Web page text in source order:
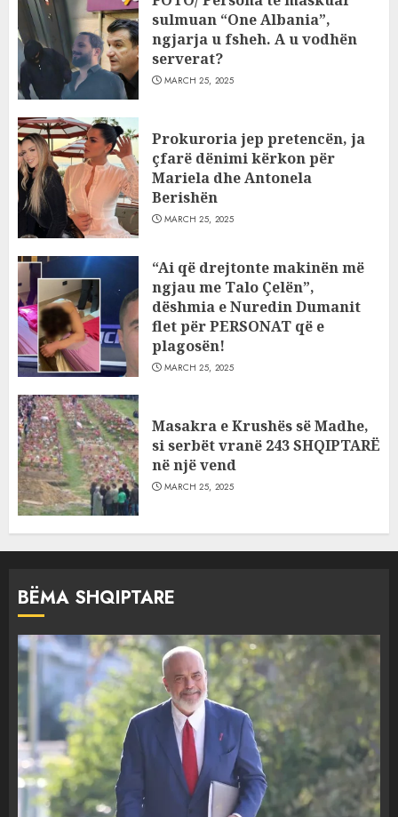
sulmuan “One Albania”,
ngjarja u fsheh. A u vodhën
serverat?
MARCH 25, 2025
Prokuroria jep pretencën, ja
çfarë dënimi kërkon për
Mariela dhe Antonela
Berishën
MARCH 25, 2025
“Ai që drejtonte makinën më
ngjau me Talo Çelën”,
dëshmia e Nuredin Dumanit
flet për PERSONAT që e
plagosën!
MARCH 25, 2025
Masakra e Krushës së Madhe,
si serbët vranë 243 SHQIPTARË
në një vend
MARCH 25, 2025
BËMA SHQIPTARE